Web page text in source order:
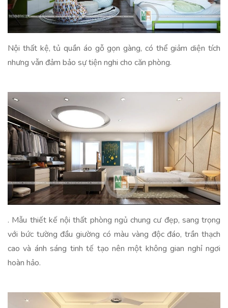
Nội thất kệ, tủ quần áo gỗ gọn gàng, có thể giảm diện tích
nhưng vẫn đảm bảo sự tiện nghi cho căn phòng.
. Mẫu thiết kế nội thất phòng ngủ chung cư đẹp, sang trọng
với bức tường đầu giường có màu vàng độc đáo, trần thạch
cao và ánh sáng tinh tế tạo nên một không gian nghỉ ngơi
hoàn hảo.